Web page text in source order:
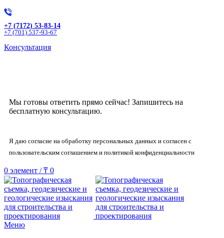
+7 (7172) 53-83-14
+7 (701) 537-93-67
Консультация
Мы готовы ответить прямо сейчас! Запишитесь на
бесплатную консультацию.
Я даю согласие на обработку персональных данных и согласен с
пользовательским соглашением и политикой конфиденциальности
0 элемент / ₸ 0
Меню